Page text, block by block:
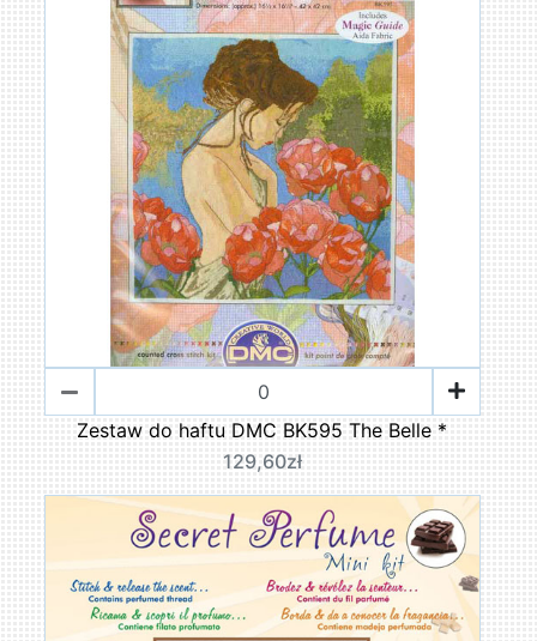
Zestaw do haftu DMC BK595 The Belle *
129,60zł